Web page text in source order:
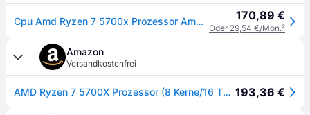
Cpu Amd Ryzen 7 5700x Prozessor Am4 8x4,60ghz Wof Neu Ovp Tray 100-000000926 170,89 €
Oder 29,54 €/Mon.²
Amazon
Versandkostenfrei
AMD Ryzen 7 5700X Prozessor (8 Kerne/16 Threads, 65W TDP, Sockel AM4, 36 MB cache, Bis zu 4.6 GHz max boost, Kein Kühler) 193,36 €